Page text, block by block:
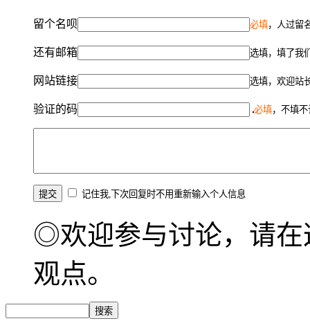
留个名呗 必填，人过留
还有邮箱 选填，填了我
网站链接 选填，欢迎站
验证的码 必填，不填
记住我,下次回复时不用重新输入个人信息
◎欢迎参与讨论，请在
观点。